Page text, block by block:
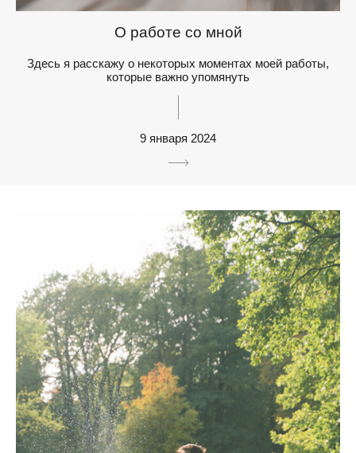
О работе со мной
Здесь я расскажу о некоторых моментах моей работы,
которые важно упомянуть
9 января 2024